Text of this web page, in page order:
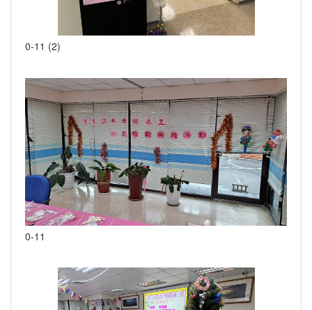
0-11 (2)
0-11